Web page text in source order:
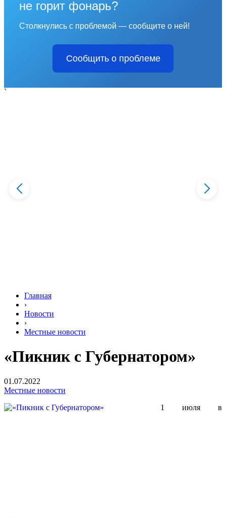
не горит фонарь?
Столкнулись с проблемой — сообщите о ней!
Сообщить о проблеме
`
Главная
›
Новости
›
Местные новости
«Пикник с Губернатором»
01.07.2022
Местные новости
1 июля в